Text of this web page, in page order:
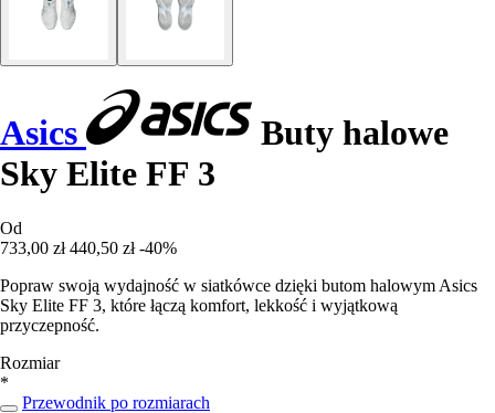
Asics
Buty halowe
Sky Elite FF 3
Od
733,00 zł 440,50 zł -40%
Popraw swoją wydajność w siatkówce dzięki butom halowym Asics
Sky Elite FF 3, które łączą komfort, lekkość i wyjątkową
przyczepność.
Rozmiar
*
Przewodnik po rozmiarach